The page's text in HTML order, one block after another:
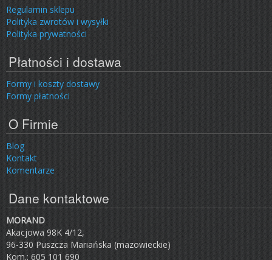
Regulamin sklepu
Polityka zwrotów i wysyłki
Polityka prywatności
Płatności i dostawa
Formy i koszty dostawy
Formy płatności
O Firmie
Blog
Kontakt
Komentarze
Dane kontaktowe
MORAND
Akacjowa 98K 4/12,
96-330 Puszcza Mariańska (mazowieckie)
Kom.: 605 101 690